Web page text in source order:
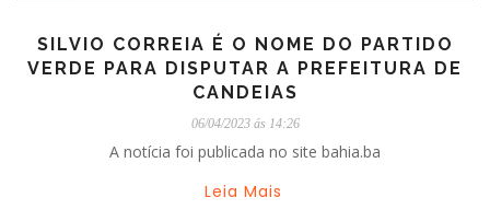
SILVIO CORREIA É O NOME DO PARTIDO
VERDE PARA DISPUTAR A PREFEITURA DE
CANDEIAS
06/04/2023 ás 14:26
A notícia foi publicada no site bahia.ba
Leia Mais